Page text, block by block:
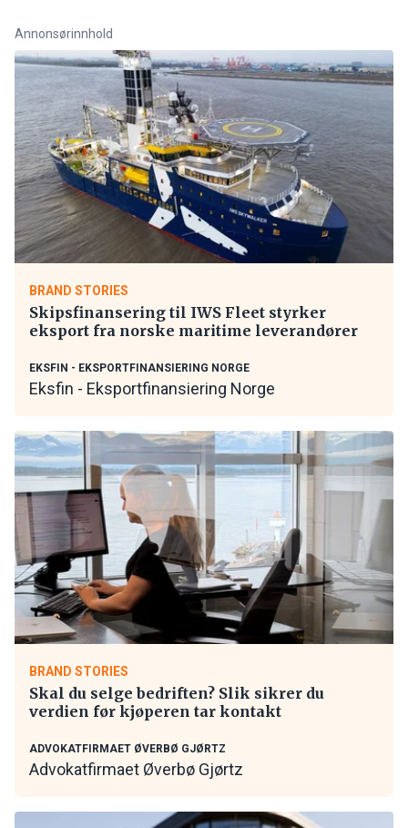
Annonsørinnhold
BRAND STORIES
Skipsfinansering til IWS Fleet styrker
eksport fra norske maritime leverandører
EKSFIN - EKSPORTFINANSIERING NORGE
Eksfin - Eksportfinansiering Norge
BRAND STORIES
Skal du selge bedriften? Slik sikrer du
verdien før kjøperen tar kontakt
ADVOKATFIRMAET ØVERBØ GJØRTZ
Advokatfirmaet Øverbø Gjørtz